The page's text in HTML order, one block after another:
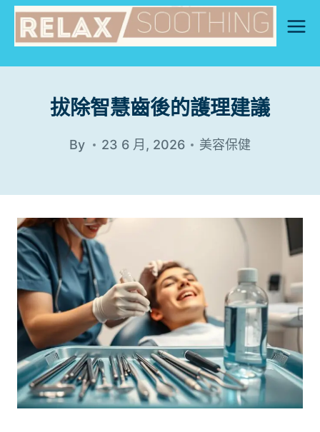
Skip
content
拔除智慧齒後的護理建議
By 23 6 月, 2026 美容保健